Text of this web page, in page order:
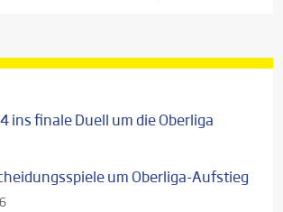
ins finale Duell um die Oberliga
um Oberliga-Aufstieg